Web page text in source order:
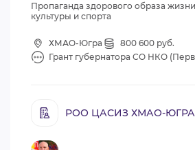
Пропаганда здорового образа
культуры и спорта
ХМАО-Югра
800 600 руб.
Грант губернатора СО НКО
РОО ЦАСИЗ ХМАО-ЮГРА